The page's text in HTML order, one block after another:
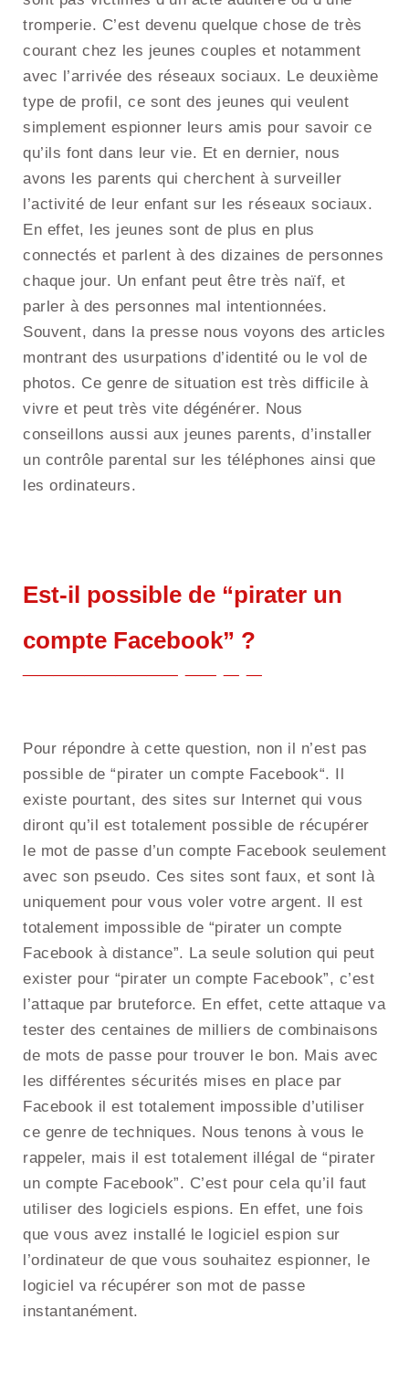
tromperie. C’est devenu quelque chose de très
courant chez les jeunes couples et notamment
avec l’arrivée des réseaux sociaux. Le deuxième
type de profil, ce sont des jeunes qui veulent
simplement espionner leurs amis pour savoir ce
qu’ils font dans leur vie. Et en dernier, nous
avons les parents qui cherchent à surveiller
l’activité de leur enfant sur les réseaux sociaux.
En effet, les jeunes sont de plus en plus
connectés et parlent à des dizaines de personnes
chaque jour. Un enfant peut être très naïf, et
parler à des personnes mal intentionnées.
Souvent, dans la presse nous voyons des articles
montrant des usurpations d’identité ou le vol de
photos. Ce genre de situation est très difficile à
vivre et peut très vite dégénérer. Nous
conseillons aussi aux jeunes parents, d’installer
un contrôle parental sur les téléphones ainsi que
les ordinateurs.
Est-il possible de “pirater un
compte Facebook” ?
Pour répondre à cette question, non il n’est pas
possible de “pirater un compte Facebook“. Il
existe pourtant, des sites sur Internet qui vous
diront qu’il est totalement possible de récupérer
le mot de passe d’un compte Facebook seulement
avec son pseudo. Ces sites sont faux, et sont là
uniquement pour vous voler votre argent. Il est
totalement impossible de “pirater un compte
Facebook à distance”. La seule solution qui peut
exister pour “pirater un compte Facebook”, c’est
l’attaque par bruteforce. En effet, cette attaque va
tester des centaines de milliers de combinaisons
de mots de passe pour trouver le bon. Mais avec
les différentes sécurités mises en place par
Facebook il est totalement impossible d’utiliser
ce genre de techniques. Nous tenons à vous le
rappeler, mais il est totalement illégal de “pirater
un compte Facebook”. C’est pour cela qu’il faut
utiliser des logiciels espions. En effet, une fois
que vous avez installé le logiciel espion sur
l’ordinateur de que vous souhaitez espionner, le
logiciel va récupérer son mot de passe
instantanément.